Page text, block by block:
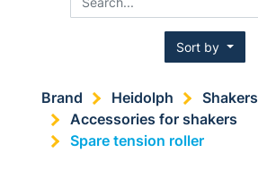
Sort by
Brand Heidolph
Shakers
Accessories for shakers
Spare tension roller